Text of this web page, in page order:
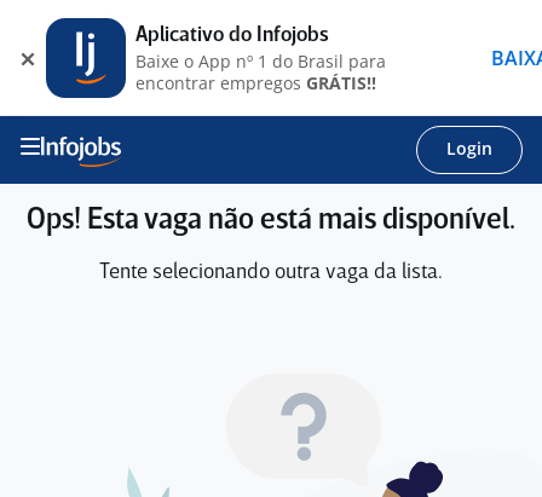
Login
Ops! Esta vaga não está mais disponível.
Tente selecionando outra vaga da lista.
Aplicativo do Infojobs
Baixe o App nº 1 do Brasil para
encontrar empregos GRÁTIS!!